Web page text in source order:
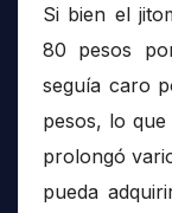
Si bien el
80 pesos
seguía caro
pesos, lo
prolongó
pueda